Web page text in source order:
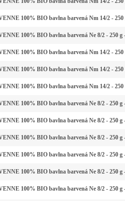
100% BIO bavlna barvená Nm 14/2 - 250
100% BIO bavlna barvená Ne 8/2 - 250 g
100% BIO bavlna barvená Nm 14/2 - 250
100% BIO bavlna barvená Nm 14/2 - 250
100% BIO bavlna barvená Nm 14/2 - 250
100% BIO bavlna barvená Ne 8/2 - 250 g
100% BIO bavlna barvená Ne 8/2 - 250 g
100% BIO bavlna barvená Ne 8/2 - 250 g
100% BIO bavlna barvená Ne 8/2 - 250 g
100% BIO bavlna barvená Ne 8/2 - 250 g
100% BIO bavlna barvená Ne 8/2 - 250 g